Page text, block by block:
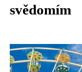
svědomím